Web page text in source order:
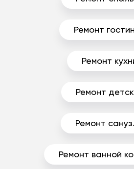
Ремонт
Ремонт
Ремонт
Ремонт
Ремонт ванной